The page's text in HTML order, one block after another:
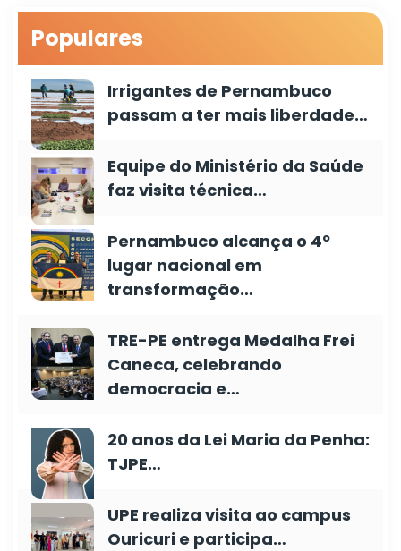
Populares
Irrigantes de Pernambuco
passam a ter mais liberdade…
Equipe do Ministério da Saúde
faz visita técnica…
Pernambuco alcança o 4º
lugar nacional em
transformação…
TRE-PE entrega Medalha Frei
Caneca, celebrando
democracia e…
20 anos da Lei Maria da Penha:
TJPE…
UPE realiza visita ao campus
Ouricuri e participa…